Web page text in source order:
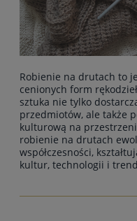
Robienie na drutach to
cenionych form
sztuka nie tylko
przedmiotów, ale także
kulturową na
robienie na drutach
współczesności,
kultur, technologii i